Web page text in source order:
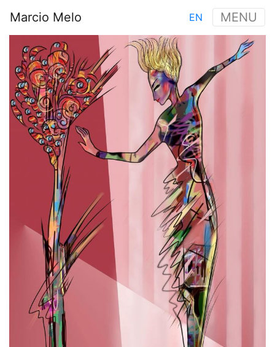
au
contenu
principal
Main
navigation
Marcio Melo MENU
EN
Image